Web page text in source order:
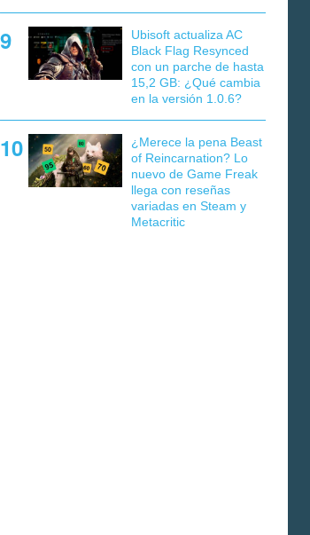
Ubisoft actualiza AC
Black Flag Resynced
con un parche de hasta
15,2 GB: ¿Qué cambia
en la versión 1.0.6?
¿Merece la pena Beast
of Reincarnation? Lo
nuevo de Game Freak
llega con reseñas
variadas en Steam y
Metacritic